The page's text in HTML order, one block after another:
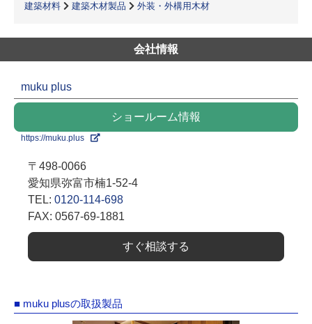
建築材料 建築木材製品 外装・外構用木材
会社情報
muku plus
ショールーム情報
https://muku.plus
〒498-0066
愛知県弥富市楠1-52-4
TEL: 0120-114-698
FAX: 0567-69-1881
すぐ相談する
■ muku plusの取扱製品